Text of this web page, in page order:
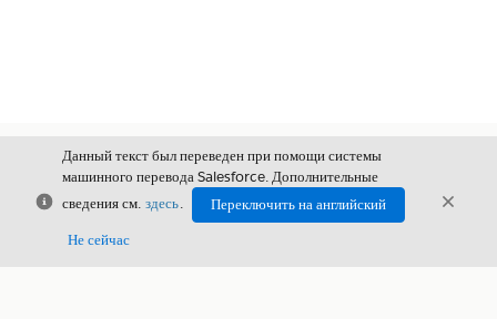
Закрыть
Данный текст был переведен при помощи системы
машинного перевода Salesforce. Дополнительные
сведения см. здесь.
Переключить на английский
Не сейчас